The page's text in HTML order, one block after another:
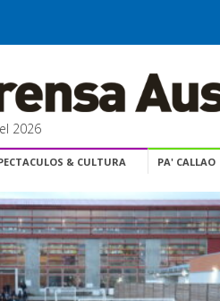
2026
& CULTURA PA' CALLAO